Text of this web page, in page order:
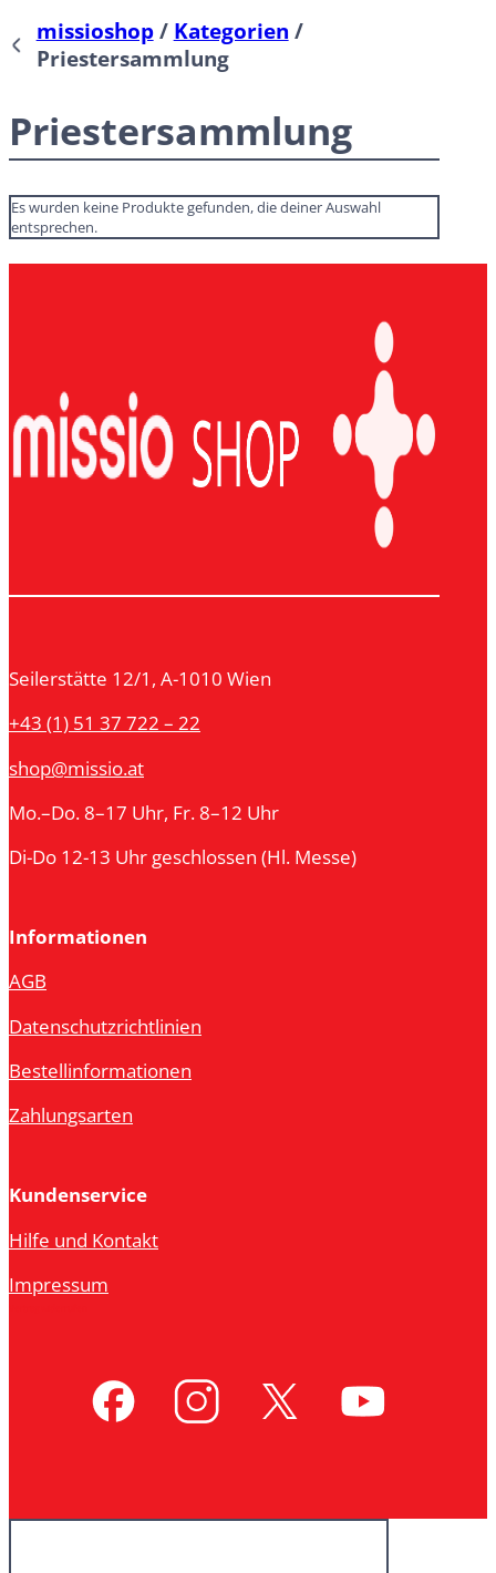
missioshop/ Kategorien /
Priestersammlung
Priestersammlung
Es wurden keine Produkte gefunden, die deiner Auswahl
entsprechen.
Seilerstätte 12/1, A-1010 Wien
+43 (1) 51 37 722 – 22
shop@missio.at
Mo.–Do. 8–17 Uhr, Fr. 8–12 Uhr
Di-Do 12-13 Uhr geschlossen (Hl. Messe)
Informationen
AGB
Datenschutzrichtlinien
Bestellinformationen
Zahlungsarten
Kundenservice
Hilfe und Kontakt
Impressum